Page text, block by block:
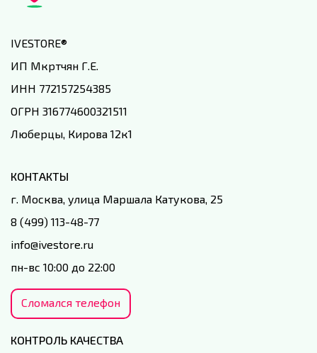
IVESTORE®
ИП Мкртчян Г.Е.
ИНН 772157254385
ОГРН 316774600321511
Люберцы, Кирова 12к1
КОНТАКТЫ
г. Москва, улица Маршала Катукова, 25
8 (499) 113-48-77
info@ivestore.ru
пн-вс 10:00 до 22:00
Сломался телефон
КОНТРОЛЬ КАЧЕСТВА